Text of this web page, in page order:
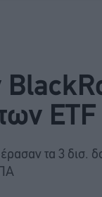
ETF
τα 3 δισ.